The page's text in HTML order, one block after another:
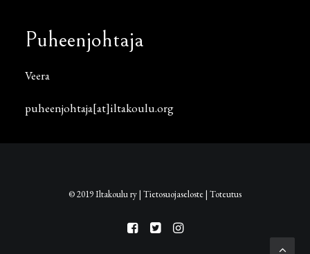
Puheenjohtaja
Veera
puheenjohtaja[at]iltakoulu.org
© 2019 Iltakoulu ry | Tietosuojaseloste| Toteutus